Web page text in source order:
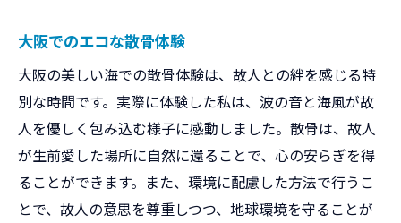
大阪でのエコな散骨体験
大阪の美しい海での散骨体験は、故人との絆を感じる特
別な時間です。実際に体験した私は、波の音と海風が故
人を優しく包み込む様子に感動しました。散骨は、故人
が生前愛した場所に自然に還ることで、心の安らぎを得
ることができます。また、環境に配慮した方法で行うこ
とで、故人の意思を尊重しつつ、地球環境を守ることが